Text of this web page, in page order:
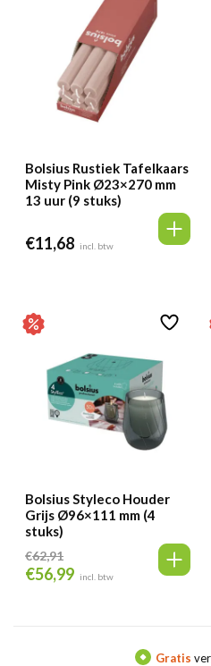
Bolsius Rustiek Tafelkaars
Misty Pink Ø23×270 mm
13 uur (9 stuks)
€11,68 incl. btw
Bolsius Styleco Houder
Grijs Ø96×111 mm (4
stuks)
€62,91
Oorspronkelijke
€56,99 Huidige
incl. btw
verzenden vanaf €95,-